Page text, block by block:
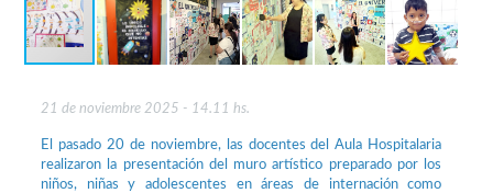
21 de noviembre 2025 - 14.11 hs.
El pasado 20 de noviembre, las docentes del Aula Hospitalaria
realizaron la presentación del muro artístico preparado por los
niños, niñas y adolescentes en áreas de internación como